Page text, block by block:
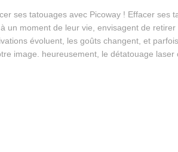
ses tatouages avec Picoway ! Effacer ses
un moment de leur vie, envisagent de
évoluent, les goûts changent, et
image. heureusement, le détatouage laser